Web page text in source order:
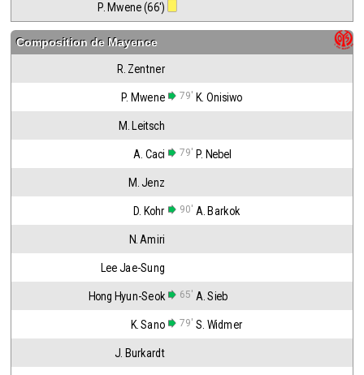
P. Mwene (66')
Composition de Mayence
R. Zentner
P. Mwene 79' K. Onisiwo
M. Leitsch
A. Caci 79' P. Nebel
M. Jenz
D. Kohr 90' A. Barkok
N. Amiri
Lee Jae-Sung
Hong Hyun-Seok 65' A. Sieb
K. Sano 79' S. Widmer
J. Burkardt